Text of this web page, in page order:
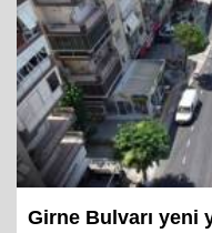
Girne Bulvarı yeni